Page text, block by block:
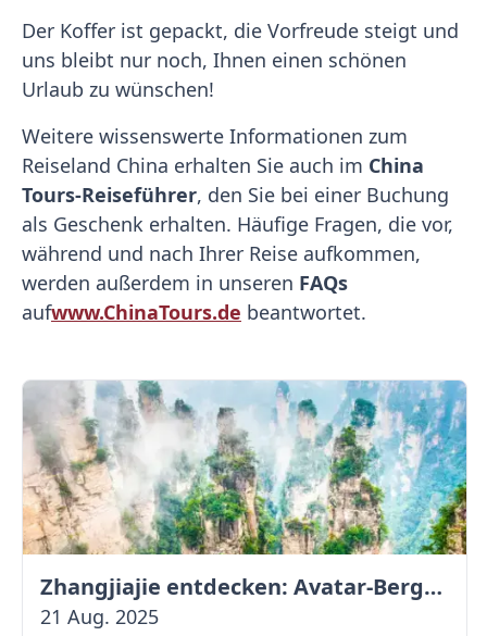
Der Koffer ist gepackt, die Vorfreude steigt und
uns bleibt nur noch, Ihnen einen schönen
Urlaub zu wünschen!
Weitere wissenswerte Informationen zum
Reiseland China erhalten Sie auch im China
Tours-Reiseführer, den Sie bei einer Buchung
als Geschenk erhalten. Häufige Fragen, die vor,
während und nach Ihrer Reise aufkommen,
werden außerdem in unseren FAQs
aufwww.ChinaTours.de beantwortet.
Zhangjiajie entdecken: Avatar-Berge & Altstadt von Fenghuang
21 Aug. 2025